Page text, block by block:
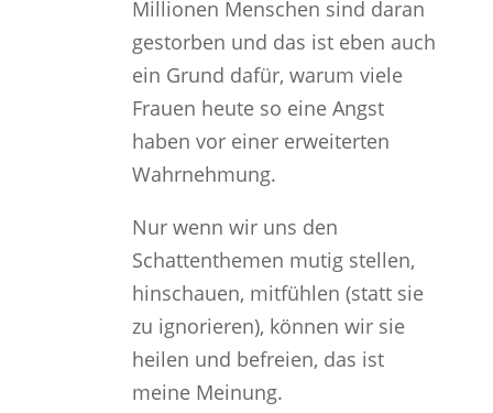
Millionen Menschen sind daran
gestorben und das ist eben auch
ein Grund dafür, warum viele
Frauen heute so eine Angst
haben vor einer erweiterten
Wahrnehmung.
Nur wenn wir uns den
Schattenthemen mutig stellen,
hinschauen, mitfühlen (statt sie
zu ignorieren), können wir sie
heilen und befreien, das ist
meine Meinung.